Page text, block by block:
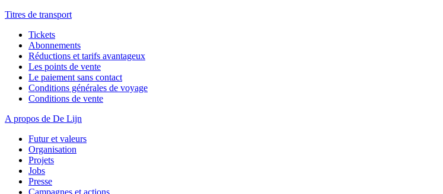
Titres de transport
Tickets
Abonnements
Réductions et tarifs avantageux
Les points de vente
Le paiement sans contact
Conditions générales de voyage
Conditions de vente
A propos de De Lijn
Futur et valeurs
Organisation
Projets
Jobs
Presse
Campagnes et actions